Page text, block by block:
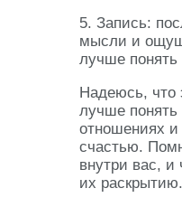
5. Запись:
мысли и
лучше понять
Надеюсь, что
лучше
отношениях и
счастью.
внутри вас,
их раскрытию.